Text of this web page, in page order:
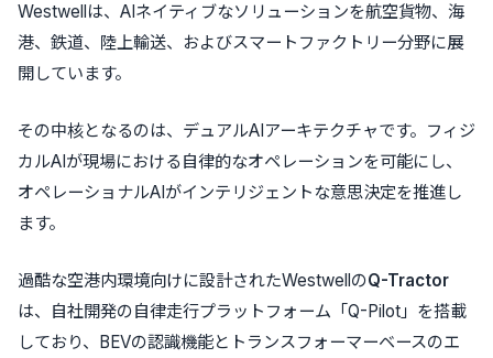
Westwellは、AIネイティブなソリューションを航空貨物、海
港、鉄道、陸上輸送、およびスマートファクトリー分野に展
開しています。
その中核となるのは、デュアルAIアーキテクチャです。フィジ
カルAIが現場における自律的なオペレーションを可能にし、
オペレーショナルAIがインテリジェントな意思決定を推進し
ます。
過酷な空港内環境向けに設計されたWestwellのQ-Tractor
は、自社開発の自律走行プラットフォーム「Q-Pilot」を搭載
しており、BEVの認識機能とトランスフォーマーベースのエ